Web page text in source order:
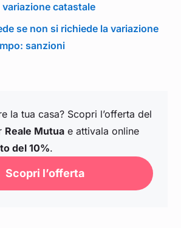
variazione catastale
se non si richiede la variazione
sanzioni
la tua casa? Scopri l’offerta del
Reale Mutua e attivala online
del 10%.
Scopri l’offerta